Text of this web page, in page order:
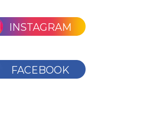
INSTAGRAM
FACEBOOK